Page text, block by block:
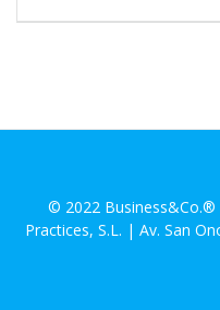
© 2022
Practices, S.L. | Av. San